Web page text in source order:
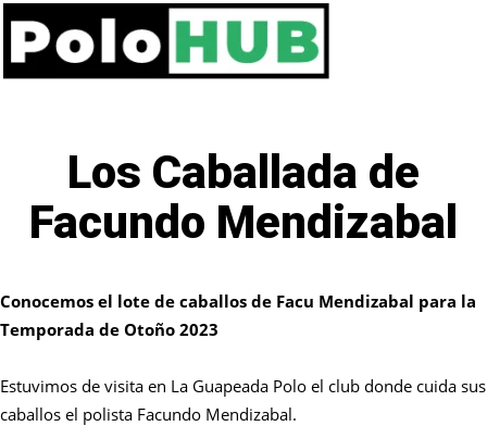
Los Caballada de
Facundo Mendizabal
Conocemos el lote de caballos de Facu Mendizabal para la
Temporada de Otoño 2023
Estuvimos de visita en La Guapeada Polo el club donde cuida sus
caballos el polista Facundo Mendizabal.